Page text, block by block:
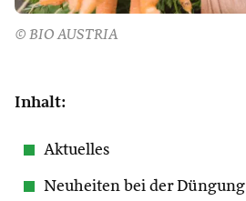
© BIO AUSTRIA
Inhalt:
Aktuelles
Neuheiten bei der Düngung